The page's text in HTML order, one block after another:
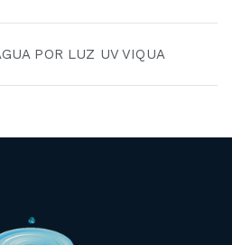
POR LUZ UV VIQUA